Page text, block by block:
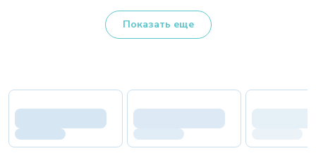
Показать еще